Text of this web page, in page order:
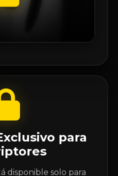
para
disponible solo para